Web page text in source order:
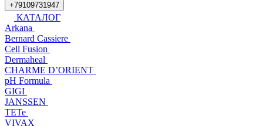
+79109731947
КАТАЛОГ
Arkana
Bernard Cassiere
Cell Fusion
Dermaheal
CHARME D’ORIENT
pH Formula
GIGI
JANSSEN
TETe
VIVAX